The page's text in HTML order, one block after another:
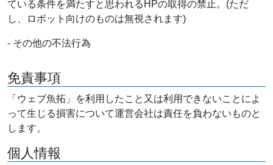
ている条件を満たすと思われるHPの取得の禁止。(ただ
し、ロボット向けのものは無視されます)
- その他の不法行為
免責事項
「ウェブ魚拓」を利用したこと又は利用できないことによ
って生じる損害について運営会社は責任を負わないものと
します。
個人情報